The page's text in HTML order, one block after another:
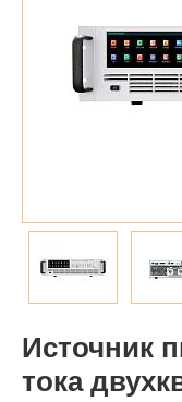
Источник
тока